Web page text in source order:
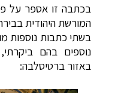
בכתבה זו אספר על
המורשת היהודית
בשתי כתבות נוספות
נוספים בהם
באזור ברטיסלבה:
קרוזים
תכנון